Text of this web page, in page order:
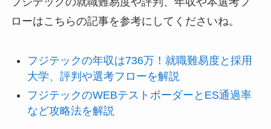
ローはこちらの記事を参考にしてくださいね。
フジテックの年収は736万！就職難易度と採用
大学、評判や選考フローを解説
フジテックのWEBテストボーダーとES通過率
など攻略法を解説